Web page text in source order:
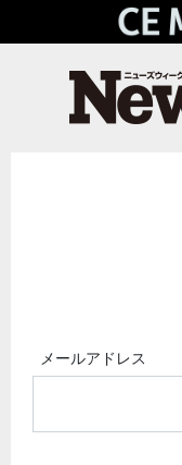
メールアドレス